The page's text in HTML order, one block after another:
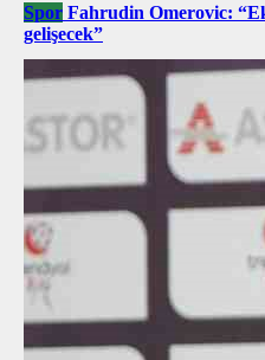
Spor Fahrudin Omerovic:
gelişecek”